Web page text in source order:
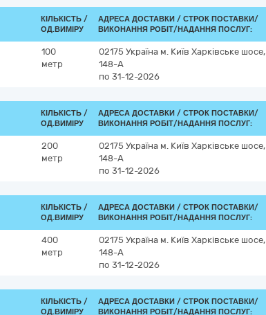
КІЛЬКІСТЬ /
ОД.ВИМІРУ
АДРЕСА ДОСТАВКИ / СТРОК ПОСТАВКИ/
ВИКОНАННЯ РОБІТ/НАДАННЯ ПОСЛУГ:
100
метр
02175 Україна м. Київ Харківське шосе,
148-А
по 31-12-2026
КІЛЬКІСТЬ /
ОД.ВИМІРУ
АДРЕСА ДОСТАВКИ / СТРОК ПОСТАВКИ/
ВИКОНАННЯ РОБІТ/НАДАННЯ ПОСЛУГ:
200
метр
02175 Україна м. Київ Харківське шосе,
148-А
по 31-12-2026
КІЛЬКІСТЬ /
ОД.ВИМІРУ
АДРЕСА ДОСТАВКИ / СТРОК ПОСТАВКИ/
ВИКОНАННЯ РОБІТ/НАДАННЯ ПОСЛУГ:
400
метр
02175 Україна м. Київ Харківське шосе,
148-А
по 31-12-2026
КІЛЬКІСТЬ /
ОД.ВИМІРУ
АДРЕСА ДОСТАВКИ / СТРОК ПОСТАВКИ/
ВИКОНАННЯ РОБІТ/НАДАННЯ ПОСЛУГ: